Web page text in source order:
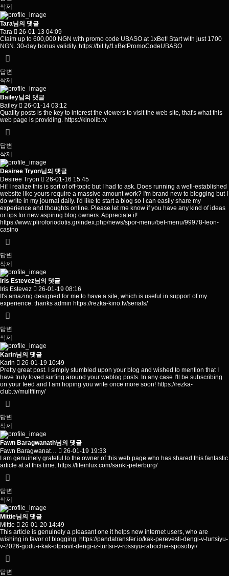
삭제
Tara님의 댓글
Tara
26-01-13 04:09
Claim up to 600,000 NGN with promo code UBASO at 1xBet! Start with just 1700
NGN. 30-day bonus validity. https://bit.ly/1xBetPromoCodeUBASO
답변
삭제
Bailey님의 댓글
Bailey
26-01-14 03:12
Quality posts is the key to interest the viewers to visit the web site, that's what this
web page is providing. https://kinolib.tv
답변
삭제
Desiree Tryon님의 댓글
Desiree Tryon
26-01-16 15:45
Hi! I realize this is sort of off-topic but I had to ask. Does running a well-established
website like yours require a massive amount work? I'm brand new to blogging but I
do write in my journal daily. I'd like to start a blog so I can easily share my
experience and thoughts online. Please let me know if you have any kind of ideas
or tips for new aspiring blog owners. Appreciate it!
https://www.pliroforiodotis.gr/index.php/news/spor-menu/bet-menu/99978-leon-
casino
답변
삭제
Iris Estevez님의 댓글
Iris Estevez
26-01-19 08:16
It's amazing designed for me to have a site, which is useful in support of my
experience. thanks admin https://rezka-kino.tv/serials/
답변
삭제
Karin님의 댓글
Karin
26-01-19 10:49
Pretty great post. I simply stumbled upon your blog and wished to mention that I
have truly loved surfing around your weblog posts. In any case I'll be subscribing
on your feed and I am hoping you write once more soon! https://rezka-
club.tv/multfilmy/
답변
삭제
Fawn Baragwanath님의 댓글
Fawn Baragwanat…
26-01-19 19:33
I am genuinely grateful to the owner of this web page who has shared this fantastic
article at at this time. https://lifeinlux.com/sankt-peterburg/
답변
삭제
Mittie님의 댓글
Mittie
26-01-20 14:49
This article is genuinely a pleasant one it helps new internet users, who are
wishing in favor of blogging. https://pandatransfer.io/kak-perevesti-dengi-v-turtsiyu-
v-2026-godu-i-kak-otpravit-dengi-iz-turtsii-v-rossiyu-rabochie-sposobyi/
답변